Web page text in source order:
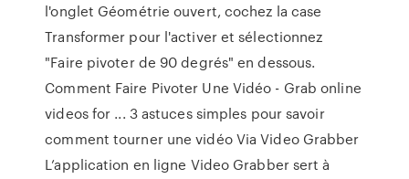
l'onglet Géométrie ouvert, cochez la case
Transformer pour l'activer et sélectionnez
"Faire pivoter de 90 degrés" en dessous.
Comment Faire Pivoter Une Vidéo - Grab online
videos for ... 3 astuces simples pour savoir
comment tourner une vidéo Via Video Grabber
L’application en ligne Video Grabber sert à